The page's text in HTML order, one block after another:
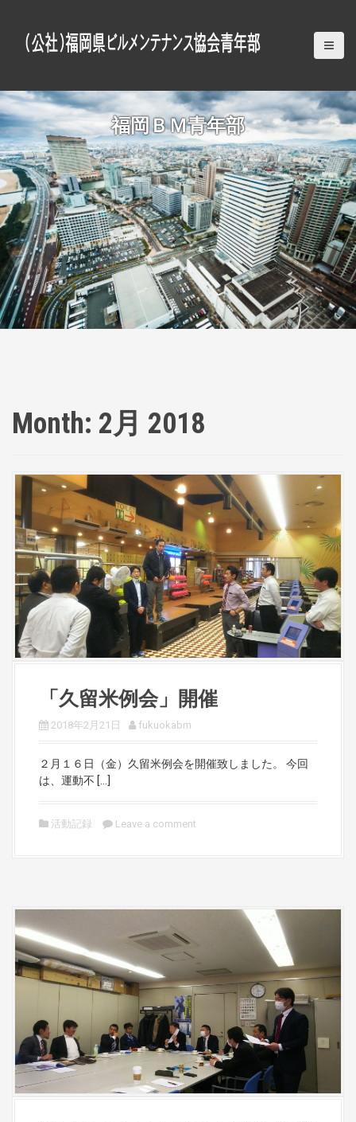
o
c
o
n
t
e
n
t
福岡ＢＭ青年部
Month: 2月 2018
「久留米例会」開催
2018年2月21日 fukuokabm
２月１６日（金）久留米例会を開催致しました。 今回
は、運動不 […]
活動記録 Leave a comment